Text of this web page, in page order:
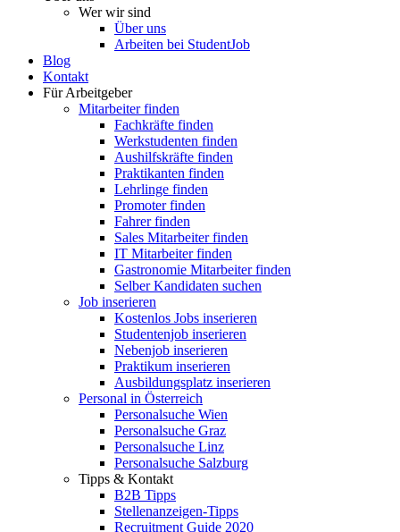
Wer wir sind
Über uns
Arbeiten bei StudentJob
Blog
Kontakt
Für Arbeitgeber
Mitarbeiter finden
Fachkräfte finden
Werkstudenten finden
Aushilfskräfte finden
Praktikanten finden
Lehrlinge finden
Promoter finden
Fahrer finden
Sales Mitarbeiter finden
IT Mitarbeiter finden
Gastronomie Mitarbeiter finden
Selber Kandidaten suchen
Job inserieren
Kostenlos Jobs inserieren
Studentenjob inserieren
Nebenjob inserieren
Praktikum inserieren
Ausbildungsplatz inserieren
Personal in Österreich
Personalsuche Wien
Personalsuche Graz
Personalsuche Linz
Personalsuche Salzburg
Tipps & Kontakt
B2B Tipps
Stellenanzeigen-Tipps
Recruitment Guide 2020